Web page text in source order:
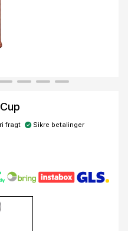
fragt Sikre betalinger